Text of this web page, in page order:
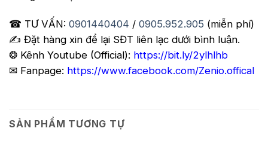
☎ TƯ VẤN: 0901440404 / 0905.952.905 (miễn phí)
✍️ Đặt hàng xin để lại SĐT liên lạc dưới bình luận.
❂ Kênh Youtube (Official): https://bit.ly/2ylhlhb
✉ Fanpage: https://www.facebook.com/Zenio.offical
SẢN PHẨM TƯƠNG TỰ